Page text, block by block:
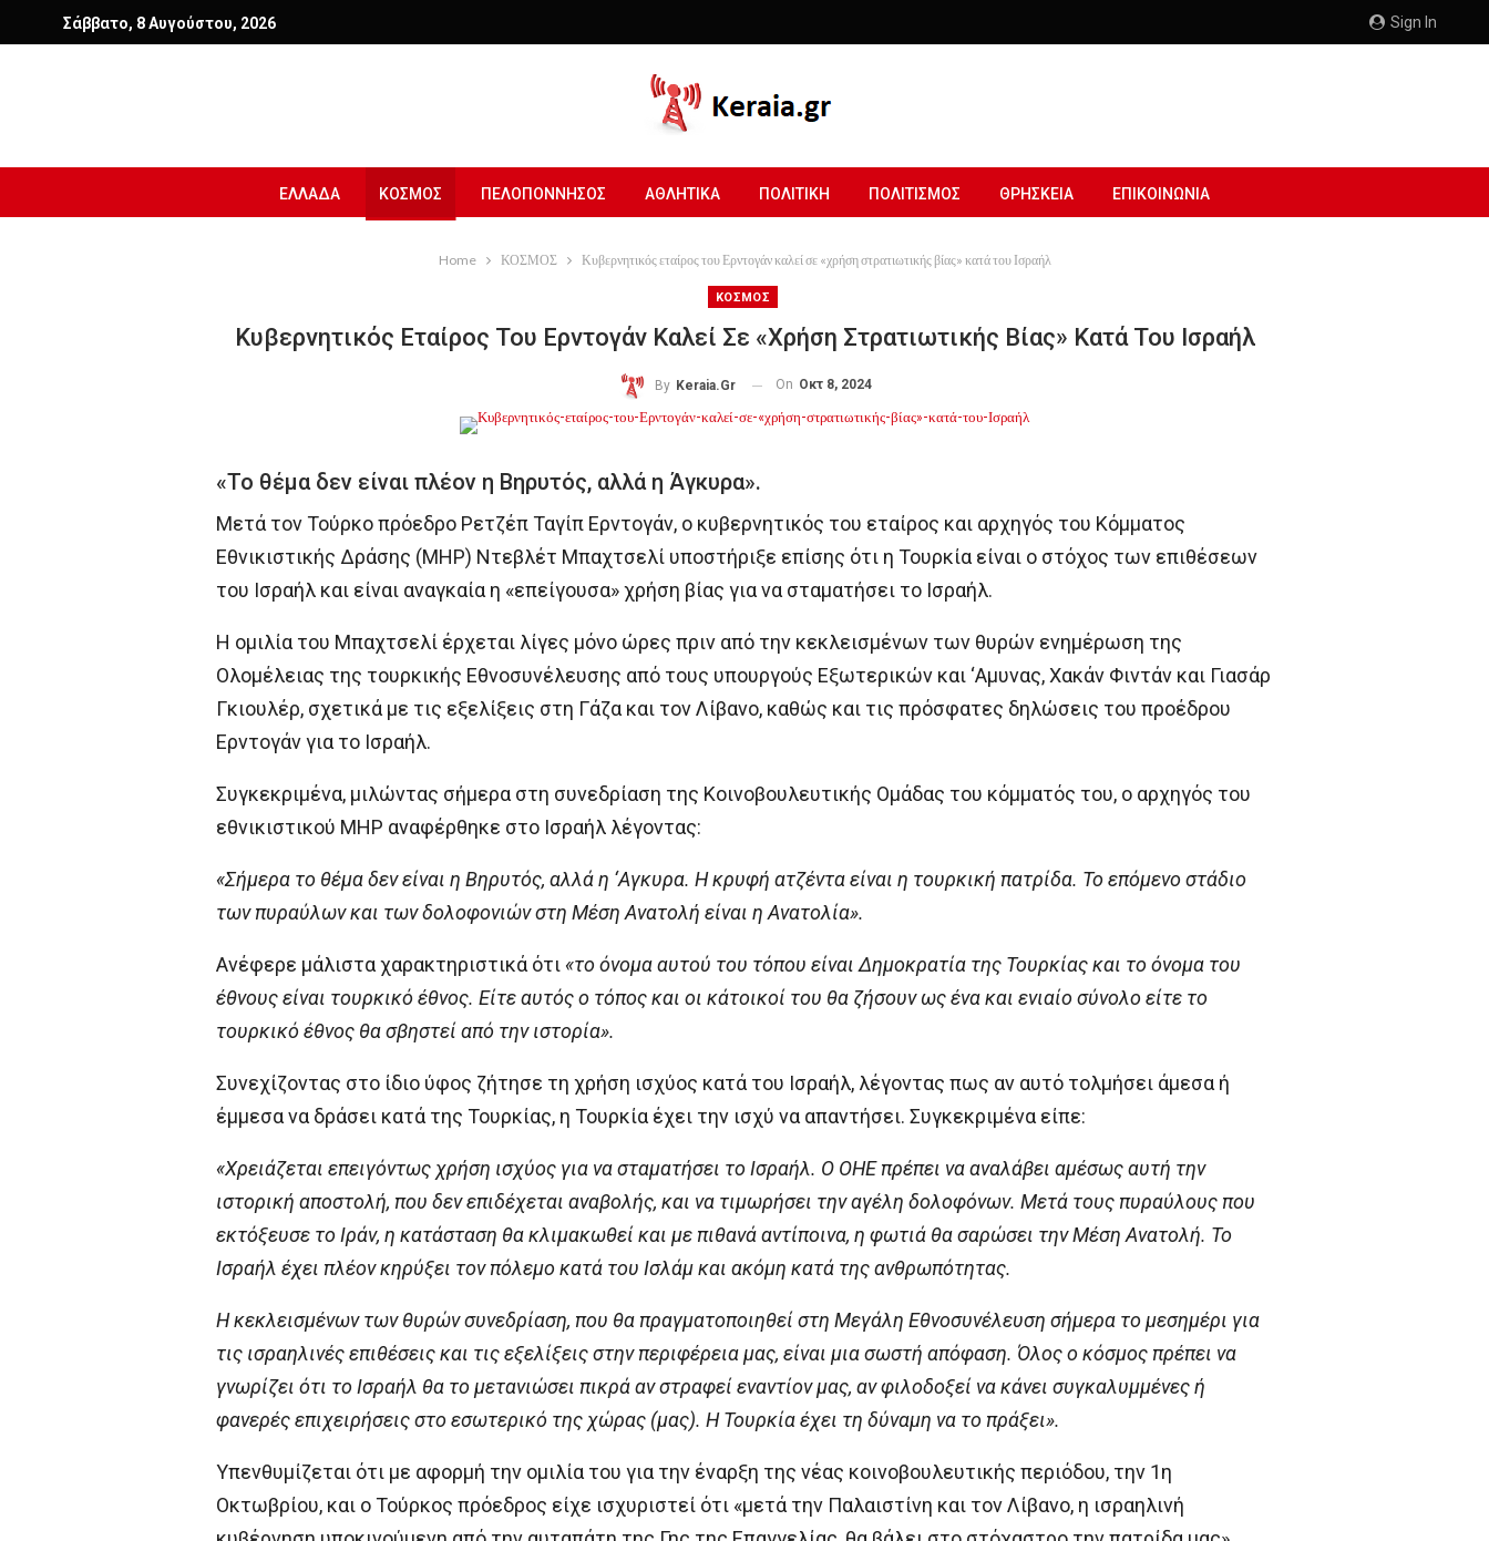
Sign In
Σάββατο, 8 Αυγούστου, 2026
ΕΛΛΑΔΑ ΚΟΣΜΟΣ ΠΕΛΟΠΟΝΝΗΣΟΣ ΑΘΛΗΤΙΚΑ ΠΟΛΙΤΙΚΗ ΠΟΛΙΤΙΣΜΟΣ ΘΡΗΣΚΕΙΑ ΕΠΙΚΟΙΝΩΝΙΑ
Home ΚΟΣΜΟΣ Κυβερνητικός εταίρος του Ερντογάν καλεί σε «χρήση στρατιωτικής βίας» κατά του Ισραήλ
ΚΟΣΜΟΣ
Κυβερνητικός Εταίρος Του Ερντογάν Καλεί Σε «χρήση Στρατιωτικής Βίας» Κατά Του Ισραήλ
By Keraia.gr On Οκτ 8, 2024
«Το θέμα δεν είναι πλέον η Βηρυτός, αλλά η Άγκυρα».
Μετά τον Τούρκο πρόεδρο Ρετζέπ Ταγίπ Ερντογάν, ο κυβερνητικός του εταίρος και αρχηγός του Κόμματος
Εθνικιστικής Δράσης (ΜΗΡ) Ντεβλέτ Μπαχτσελί υποστήριξε επίσης ότι η Τουρκία είναι ο στόχος των επιθέσεων
του Ισραήλ και είναι αναγκαία η «επείγουσα» χρήση βίας για να σταματήσει το Ισραήλ.
Η ομιλία του Μπαχτσελί έρχεται λίγες μόνο ώρες πριν από την κεκλεισμένων των θυρών ενημέρωση της
Ολομέλειας της τουρκικής Εθνοσυνέλευσης από τους υπουργούς Εξωτερικών και ‘Αμυνας, Χακάν Φιντάν και Γιασάρ
Γκιουλέρ, σχετικά με τις εξελίξεις στη Γάζα και τον Λίβανο, καθώς και τις πρόσφατες δηλώσεις του προέδρου
Ερντογάν για το Ισραήλ.
Συγκεκριμένα, μιλώντας σήμερα στη συνεδρίαση της Κοινοβουλευτικής Ομάδας του κόμματός του, ο αρχηγός του
εθνικιστικού MHP αναφέρθηκε στο Ισραήλ λέγοντας:
«Σήμερα το θέμα δεν είναι η Βηρυτός, αλλά η ‘Αγκυρα. Η κρυφή ατζέντα είναι η τουρκική πατρίδα. Το επόμενο στάδιο
των πυραύλων και των δολοφονιών στη Μέση Ανατολή είναι η Ανατολία».
Ανέφερε μάλιστα χαρακτηριστικά ότι «το όνομα αυτού του τόπου είναι Δημοκρατία της Τουρκίας και το όνομα του
έθνους είναι τουρκικό έθνος. Είτε αυτός ο τόπος και οι κάτοικοί του θα ζήσουν ως ένα και ενιαίο σύνολο είτε το
τουρκικό έθνος θα σβηστεί από την ιστορία».
Συνεχίζοντας στο ίδιο ύφος ζήτησε τη χρήση ισχύος κατά του Ισραήλ, λέγοντας πως αν αυτό τολμήσει άμεσα ή
έμμεσα να δράσει κατά της Τουρκίας, η Τουρκία έχει την ισχύ να απαντήσει. Συγκεκριμένα είπε:
«Χρειάζεται επειγόντως χρήση ισχύος για να σταματήσει το Ισραήλ. Ο ΟΗΕ πρέπει να αναλάβει αμέσως αυτή την
ιστορική αποστολή, που δεν επιδέχεται αναβολής, και να τιμωρήσει την αγέλη δολοφόνων. Μετά τους πυραύλους που
εκτόξευσε το Ιράν, η κατάσταση θα κλιμακωθεί και με πιθανά αντίποινα, η φωτιά θα σαρώσει την Μέση Ανατολή. Το
Ισραήλ έχει πλέον κηρύξει τον πόλεμο κατά του Ισλάμ και ακόμη κατά της ανθρωπότητας.
Η κεκλεισμένων των θυρών συνεδρίαση, που θα πραγματοποιηθεί στη Μεγάλη Εθνοσυνέλευση σήμερα το μεσημέρι για
τις ισραηλινές επιθέσεις και τις εξελίξεις στην περιφέρεια μας, είναι μια σωστή απόφαση. Όλος ο κόσμος πρέπει να
γνωρίζει ότι το Ισραήλ θα το μετανιώσει πικρά αν στραφεί εναντίον μας, αν φιλοδοξεί να κάνει συγκαλυμμένες ή
φανερές επιχειρήσεις στο εσωτερικό της χώρας (μας). Η Τουρκία έχει τη δύναμη να το πράξει».
Υπενθυμίζεται ότι με αφορμή την ομιλία του για την έναρξη της νέας κοινοβουλευτικής περιόδου, την 1η
Οκτωβρίου, και ο Τούρκος πρόεδρος είχε ισχυριστεί ότι «μετά την Παλαιστίνη και τον Λίβανο, η ισραηλινή